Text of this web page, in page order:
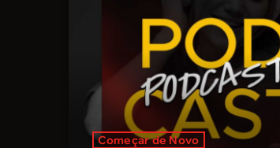
Começar de Novo